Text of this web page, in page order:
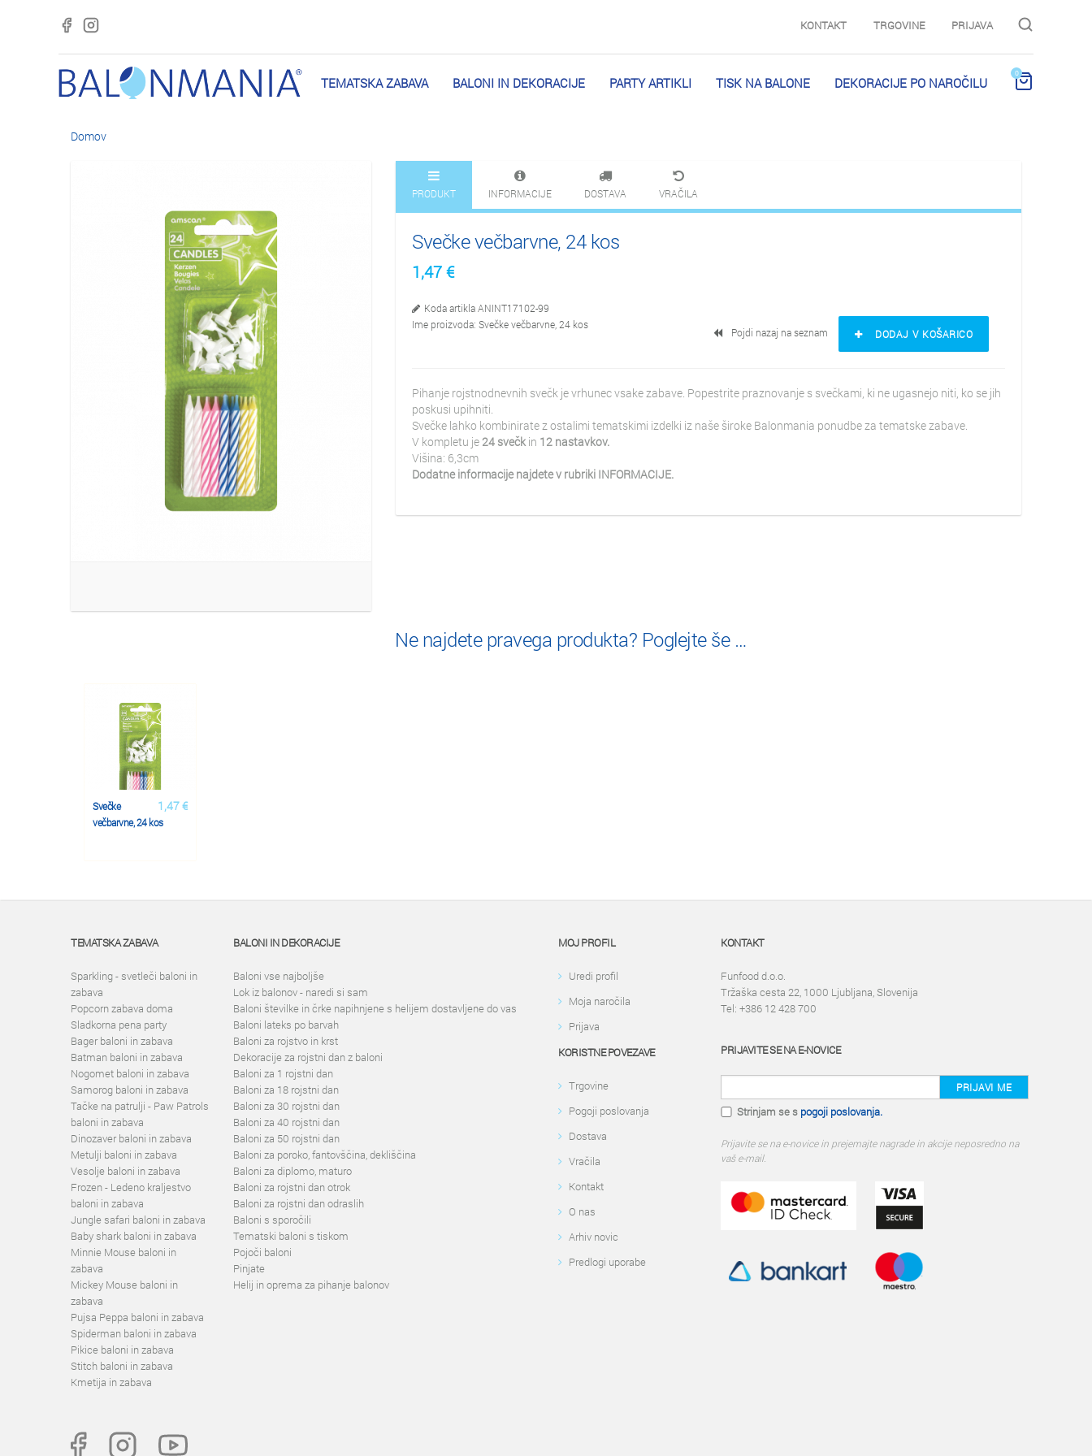
KONTAKT TRGOVINE PRIJAVA
TEMATSKA ZABAVA BALONI IN DEKORACIJE PARTY ARTIKLI TISK NA BALONE DEKORACIJE PO NAROČILU
0
Domov
PRODUKT INFORMACIJE DOSTAVA VRAČILA
Svečke večbarvne, 24 kos
1,47€
Koda artiklaANINT17102-99
Ime proizvoda: Svečke večbarvne, 24 kos
Pojdi nazaj na seznam DODAJ V KOŠARICO
Pihanje rojstnodnevnih svečk je vrhunec vsake zabave. Popestrite praznovanje s svečkami, ki ne ugasnejo niti, ko se jih
poskusi upihniti.
Svečke lahko kombinirate z ostalimi tematskimi izdelki iz naše široke Balonmania ponudbe za tematske zabave.
V kompletu je 24 svečkin 12 nastavkov.
Višina: 6,3cm
Dodatne informacije najdete v rubriki INFORMACIJE.
Ne najdete pravega produkta? Poglejte še …
1,47 €
Svečke
večbarvne, 24 kos
TEMATSKA ZABAVA
Sparkling - svetleči baloni in
zabava
Popcorn zabava doma
Sladkorna pena party
Bager baloni in zabava
Batman baloni in zabava
Nogomet baloni in zabava
Samorog baloni in zabava
Tačke na patrulji - Paw Patrols
baloni in zabava
Dinozaver baloni in zabava
Metulji baloni in zabava
Vesolje baloni in zabava
Frozen - Ledeno kraljestvo
baloni in zabava
Jungle safari baloni in zabava
Baby shark baloni in zabava
Minnie Mouse baloni in
zabava
Mickey Mouse baloni in
zabava
Pujsa Peppa baloni in zabava
Spiderman baloni in zabava
Pikice baloni in zabava
Stitch baloni in zabava
Kmetija in zabava
BALONI IN DEKORACIJE
Baloni vse najboljše
Lok iz balonov - naredi si sam
Baloni številke in črke napihnjene s helijem dostavljene do vas
Baloni lateks po barvah
Baloni za rojstvo in krst
Dekoracije za rojstni dan z baloni
Baloni za 1 rojstni dan
Baloni za 18 rojstni dan
Baloni za 30 rojstni dan
Baloni za 40 rojstni dan
Baloni za 50 rojstni dan
Baloni za poroko, fantovščina, dekliščina
Baloni za diplomo, maturo
Baloni za rojstni dan otrok
Baloni za rojstni dan odraslih
Baloni s sporočili
Tematski baloni s tiskom
Pojoči baloni
Pinjate
Helij in oprema za pihanje balonov
MOJ PROFIL
Uredi profil
Moja naročila
Prijava
KORISTNE POVEZAVE
Trgovine
Pogoji poslovanja
Dostava
Vračila
Kontakt
O nas
Arhiv novic
Predlogi uporabe
KONTAKT
Funfood d.o.o.
Tržaška cesta 22, 1000 Ljubljana, Slovenija
Tel: +386 12 428 700
PRIJAVITE SE NA E-NOVICE
PRIJAVI ME
Strinjam se s pogoji poslovanja.
Prijavite se na e-novice in prejemajte nagrade in akcije neposredno na
vaš e-mail.